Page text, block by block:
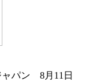
ャパン 8月11日